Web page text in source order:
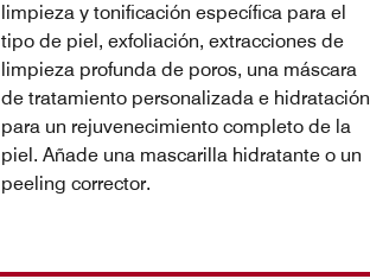
limpieza y tonificación específica para el
tipo de piel, exfoliación, extracciones de
limpieza profunda de poros, una máscara
de tratamiento personalizada e hidratación
para un rejuvenecimiento completo de la
piel. Añade una mascarilla hidratante o un
peeling corrector.